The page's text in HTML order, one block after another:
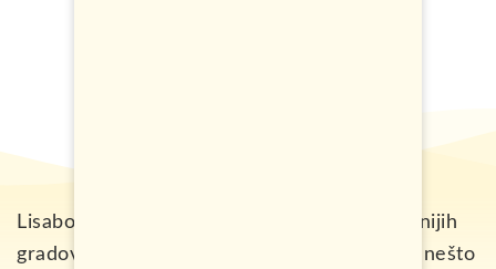
Lisabon je bez dileme jedan od najfascinantnijih
gradova u Evropi, u kojem će svako pronaći nešto